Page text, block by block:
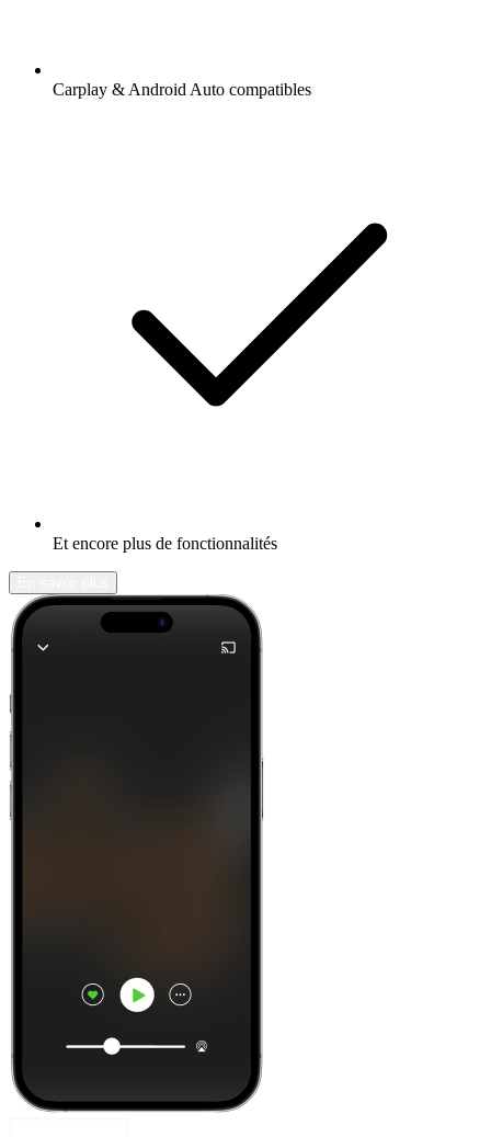
Carplay & Android Auto compatibles
Et encore plus de fonctionnalités